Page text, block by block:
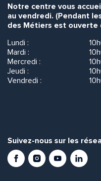
Notre centre vous
au vendredi. (Pendant
des Métiers est ouverte
Lundi :
Mardi :
Mercredi :
Jeudi :
Vendredi :
Suivez-nous sur les
FacebookInstagramYoutubeLinkedIn